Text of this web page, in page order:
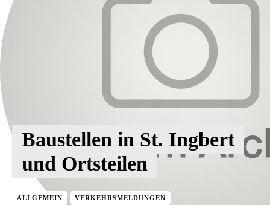
Baustellen in St. Ingbert
und Ortsteilen
ALLGEMEIN VERKEHRSMELDUNGEN